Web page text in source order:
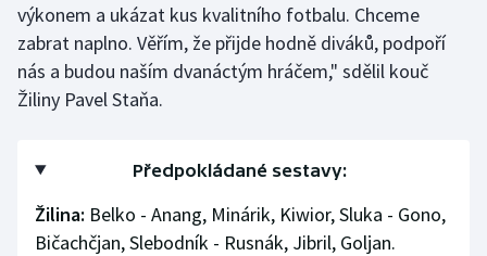
výkonem a ukázat kus kvalitního fotbalu. Chceme
zabrat naplno. Věřím, že přijde hodně diváků, podpoří
nás a budou naším dvanáctým hráčem," sdělil kouč
Žiliny Pavel Staňa.
Předpokládané sestavy:
Žilina: Belko - Anang, Minárik, Kiwior, Sluka - Gono,
Bičachčjan, Slebodník - Rusnák, Jibril, Goljan.